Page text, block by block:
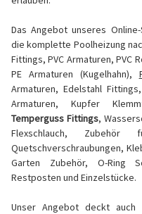
Das Angebot unseres
die komplette Poolheizung
Fittings, PVC Armaturen, PVC
PE Armaturen (Kugelhahn),
Armaturen, Edelstahl
Armaturen, Kupfer
Temperguss Fittings,
Flexschlauch,
Quetschverschraubungen,
Garten Zubehör, O-Ring
Restposten und Einzelstücke.
Unser Angebot deckt auch